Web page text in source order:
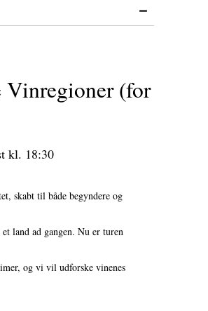
Vinregioner (for
kl. 18:30
skabt til både begyndere og
land ad gangen. Nu er turen
og vi vil udforske vinenes